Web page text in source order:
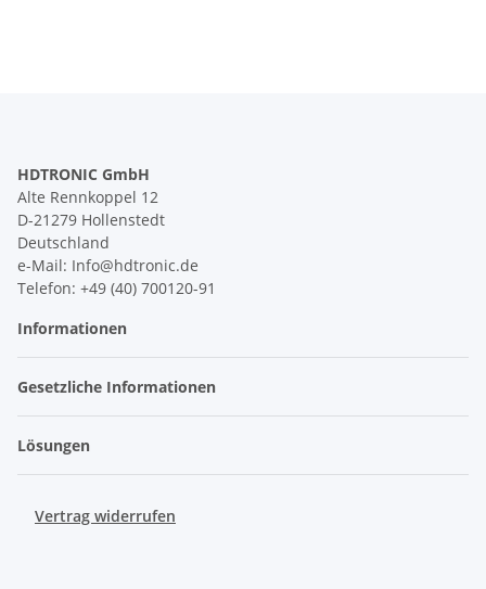
HDTRONIC GmbH
Alte Rennkoppel 12
D-21279 Hollenstedt
Deutschland
e-Mail: Info@hdtronic.de
Telefon: +49 (40) 700120-91
Informationen
Gesetzliche Informationen
Lösungen
Vertrag widerrufen